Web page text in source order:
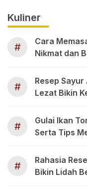
Kuliner
#
Cara
Nikmat dan
#
Resep
Lezat Bikin
#
Gulai Ikan
Serta Tips
#
Rahasia
Bikin Lidah